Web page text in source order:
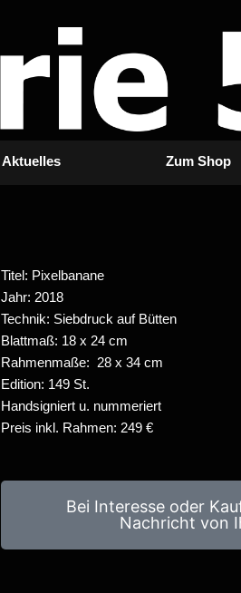
Aktuelles Zum Shop
Titel: Pixelbanane
Jahr: 2018
Technik: Siebdruck auf Bütten
Blattmaß: 18 x 24 cm
Rahmenmaße: 28 x 34 cm
Edition: 149 St.
Handsigniert u. nummeriert
Preis inkl. Rahmen: 249 €
Bei Interesse oder
Nachricht von